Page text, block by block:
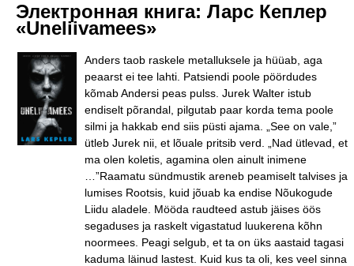
Электронная книга: Ларс Кеплер
«Uneliivamees»
Anders taob raskele metalluksele ja hüüab, aga
peaarst ei tee lahti. Patsiendi poole pöördudes
kõmab Andersi peas pulss. Jurek Walter istub
endiselt põrandal, pilgutab paar korda tema poole
silmi ja hakkab end siis püsti ajama. „See on vale,”
ütleb Jurek nii, et lõuale pritsib verd. „Nad ütlevad, et
ma olen koletis, agamina olen ainult inimene
…”Raamatu sündmustik areneb peamiselt talvises ja
lumises Rootsis, kuid jõuab ka endise Nõukogude
Liidu aladele. Mööda raudteed astub jäises öös
segaduses ja raskelt vigastatud luukerena kõhn
noormees. Peagi selgub, et ta on üks aastaid tagasi
kaduma läinud lastest. Kuid kus ta oli, kes veel sinna